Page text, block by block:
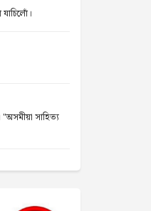
সাহিত্য